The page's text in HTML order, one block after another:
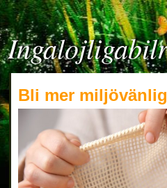
HOME
Bli mer miljövänlig